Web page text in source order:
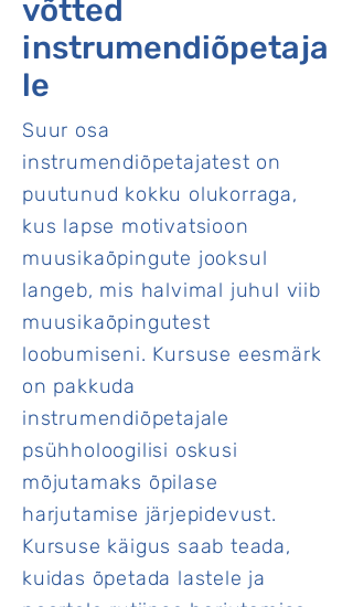
võtted
instrumendiõpetaja
le
Suur osa
instrumendiõpetajatest on
puutunud kokku olukorraga,
kus lapse motivatsioon
muusikaõpingute jooksul
langeb, mis halvimal juhul viib
muusikaõpingutest
loobumiseni. Kursuse eesmärk
on pakkuda
instrumendiõpetajale
psühholoogilisi oskusi
mõjutamaks õpilase
harjutamise järjepidevust.
Kursuse käigus saab teada,
kuidas õpetada lastele ja